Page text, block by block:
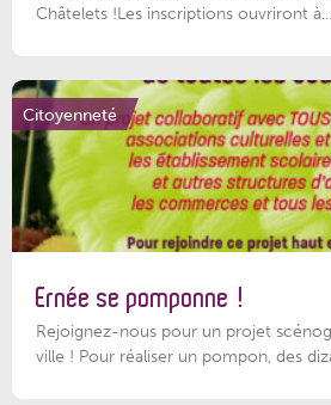
Châtelets !Les inscriptions ouvriront à...
Citoyenneté
Ernée se pomponne !
Rejoignez-nous pour un projet
ville ! Pour réaliser un pompon, des